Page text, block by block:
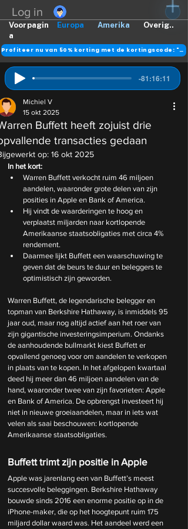
Log in
Europa Amerika Overig..
Voorpagin
a
Profiteer nu van 50% korting met de kortingscode: "DANK"
-81:16:11
Buffett heeft zojuist drie
transacties gedaan
Michiel V
15 okt 2025
op: 16 okt 2025
In het kort:
Warren Buffett verkocht ruim 46 miljoen
aandelen, waaronder grote delen van zijn
posities in Apple en Bank of America.
Hij vindt de waarderingen te hoog en
verplaatst miljarden naar kortlopende
Amerikaanse staatsobligaties met circa 4%
rendement.
Daarmee lijkt Buffett een waarschuwing te
geven dat de beurs te duur en beleggers te
optimistisch zijn geworden.
Warren Buffett, de legendarische belegger en
topman van Berkshire Hathaway, is inmiddels 95
jaar oud, maar nog altijd actief aan het roer van
zijn gigantische investeringsimperium. Ondanks
de aanhoudende bullmarkt kiest Buffett er
opvallend genoeg voor om aandelen te verkopen
in plaats van te kopen. In het afgelopen kwartaal
deed hij meer dan 46 miljoen aandelen van de
hand, waaronder twee van zijn favorieten: Apple
en Bank of America. De opbrengst investeert hij
niet in nieuwe groeiaandelen, maar in iets wat
velen als saai beschouwen: kortlopende
Amerikaanse staatsobligaties.
Buffett trimt zijn positie in Apple
Apple was jarenlang een van Buffett’s meest
succesvolle beleggingen. Berkshire Hathaway
bouwde sinds 2016 een enorme positie op in de
iPhone-maker, die op het hoogtepunt ruim 175
miljard dollar waard was. Het aandeel werd een